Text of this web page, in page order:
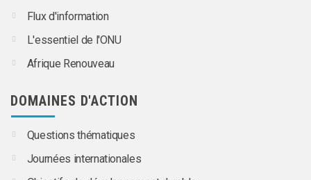
Flux d'information
L'essentiel de l'ONU
Afrique Renouveau
DOMAINES D'ACTION
Questions thématiques
Journées internationales